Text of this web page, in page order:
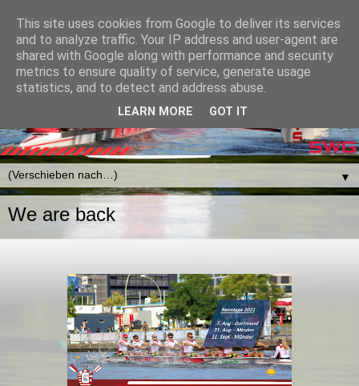
▼
We are back
This site uses cookies from Google to deliver its services
and to analyze traffic. Your IP address and user-agent are
shared with Google along with performance and security
metrics to ensure quality of service, generate usage
statistics, and to detect and address abuse.
LEARN MORE GOT IT